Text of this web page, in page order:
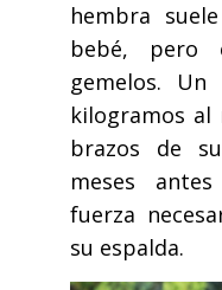
hembra
bebé, pero
gemelos.
kilogramos al
brazos de
meses
fuerza
su espalda.